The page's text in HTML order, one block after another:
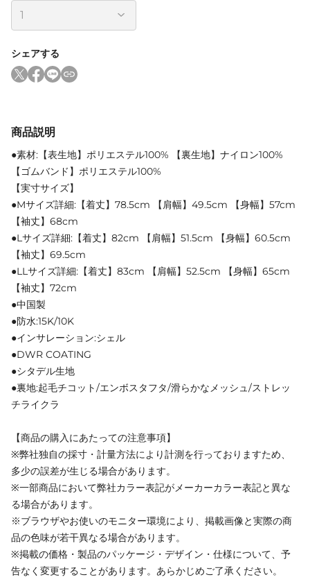
シェアする
商品説明
●素材:【表生地】ポリエステル100% 【裏生地】ナイロン100%
【ゴムバンド】ポリエステル100%
【実寸サイズ】
●Mサイズ詳細:【着丈】78.5cm 【肩幅】49.5cm 【身幅】57cm
【袖丈】68cm
●Lサイズ詳細:【着丈】82cm 【肩幅】51.5cm 【身幅】60.5cm
【袖丈】69.5cm
●LLサイズ詳細:【着丈】83cm 【肩幅】52.5cm 【身幅】65cm
【袖丈】72cm
●中国製
●防水:15K/10K
●インサレーション:シェル
●DWR COATING
●シタデル生地
●裏地:起毛チコット/エンボスタフタ/滑らかなメッシュ/ストレッ
チライクラ
【商品の購入にあたっての注意事項】
※弊社独自の採寸・計量方法により計測を行っておりますため、
多少の誤差が生じる場合があります。
※一部商品において弊社カラー表記がメーカーカラー表記と異な
る場合があります。
※ブラウザやお使いのモニター環境により、掲載画像と実際の商
品の色味が若干異なる場合があります。
※掲載の価格・製品のパッケージ・デザイン・仕様について、予
告なく変更することがあります。あらかじめご了承ください。